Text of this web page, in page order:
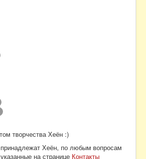
творчества Хеён :)
Хеён, по любым вопросам
на странице Контакты